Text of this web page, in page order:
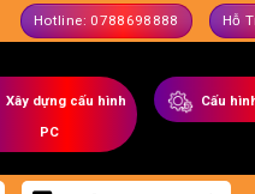
Hotline: 0788698888 Hỗ
Xây dựng cấu hình
PC
Cấu